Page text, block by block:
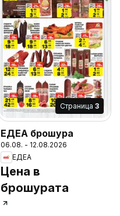
Cтраница 3
ЕДЕА брошура
06.08. - 12.08.2026
ЕДЕА
Цена в
брошурата